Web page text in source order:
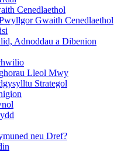
Cenedlaethol
Gwaith Cenedlaethol
Adnoddau a Dibenion
Lleol Mwy
Strategol
neu Dref?